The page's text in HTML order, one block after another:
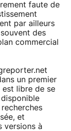
faute de
par ailleurs
des
commercial
un premier
est libre de se
et
versions à